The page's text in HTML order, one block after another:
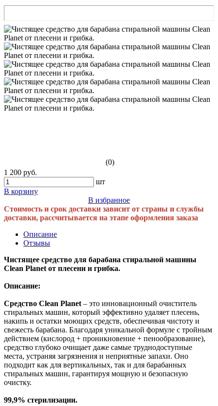
(0)
1 200 руб.
шт
В корзину
В избранное
Стоимость и срок доставки зависит от страны и службы
доставки, рассчитывается на этапе оформления заказа
Описание
Отзывы
Чистящее средство для барабана стиральной машины
Clean Planet от плесени и грибка.
Описание:
Средство Clean Planet – это инновационный очиститель
стиральных машин, который эффективно удаляет плесень,
накипь и остатки моющих средств, обеспечивая чистоту и
свежесть барабана. Благодаря уникальной формуле с тройным
действием (кислород + проникновение + пенообразование),
средство глубоко очищает даже самые труднодоступные
места, устраняя загрязнения и неприятные запахи. Оно
подходит как для вертикальных, так и для барабанных
стиральных машин, гарантируя мощную и безопасную
очистку.
99,9% стерилизации.